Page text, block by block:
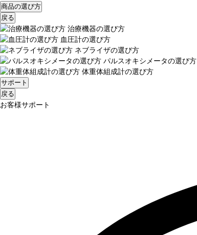
商品の選び方
戻る
治療機器の選び方
血圧計の選び方
ネブライザの選び方
パルスオキシメータの選び方
体重体組成計の選び方
サポート
戻る
お客様サポート